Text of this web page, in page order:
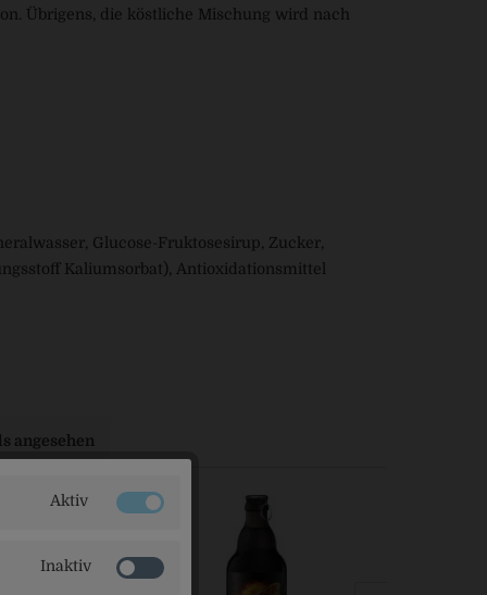
Übrigens, die köstliche Mischung wird nach
Glucose-Fruktosesirup, Zucker,
Kaliumsorbat), Antioxidationsmittel
angesehen
Aktiv
Inaktiv